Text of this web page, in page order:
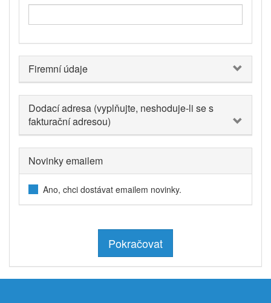
Firemní údaje
Dodací adresa (vyplňujte, neshoduje-li se s
fakturační adresou)
Novinky emailem
Ano, chci dostávat emailem novinky.
Pokračovat